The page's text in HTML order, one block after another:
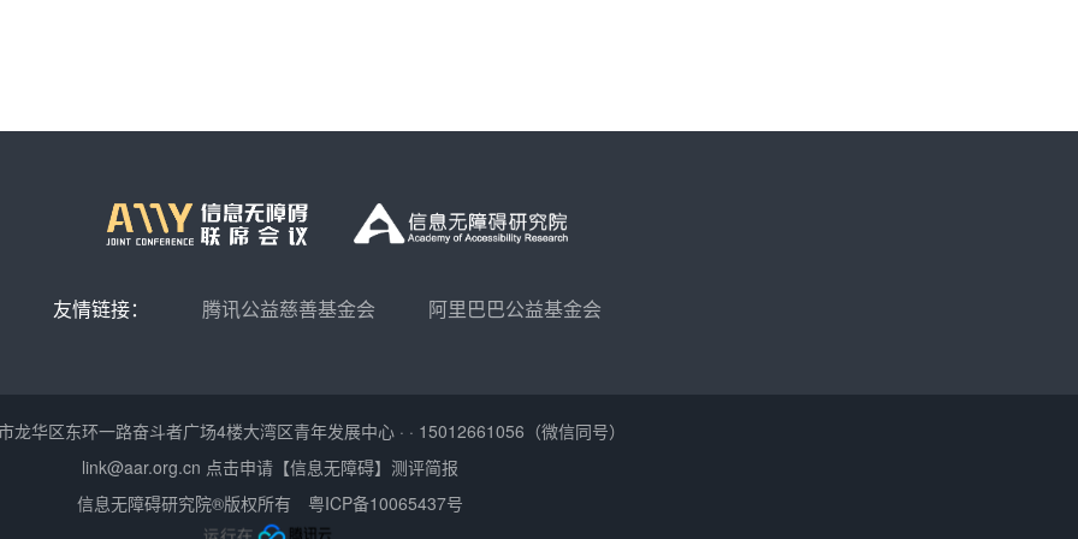
友情链接： 腾讯公益慈善基金会 阿里巴巴公益基金会
龙华区东环一路奋斗者广场4楼大湾区青年发展中心 · · 15012661056（微信同号）
link@aar.org.cn 点击申请【信息无障碍】测评简报
信息无障碍研究院®版权所有
粤ICP备10065437号